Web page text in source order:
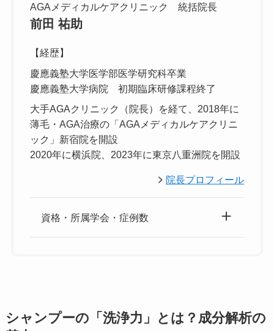
AGAメディカルケアクリニック 統括院長
前田 祐助
【経歴】
慶應義塾大学医学部医学研究科卒業
慶應義塾大学病院 初期臨床研修課程終了
大手AGAクリニック（院長）を経て、2018年に
薄毛・AGA治療の「AGAメディカルケアクリニ
ック」新宿院を開設
2020年に横浜院、2023年に東京八重洲院を開設
院長プロフィール
資格・所属学会・症例数
シャンプーの「洗浄力」とは？成分解析の